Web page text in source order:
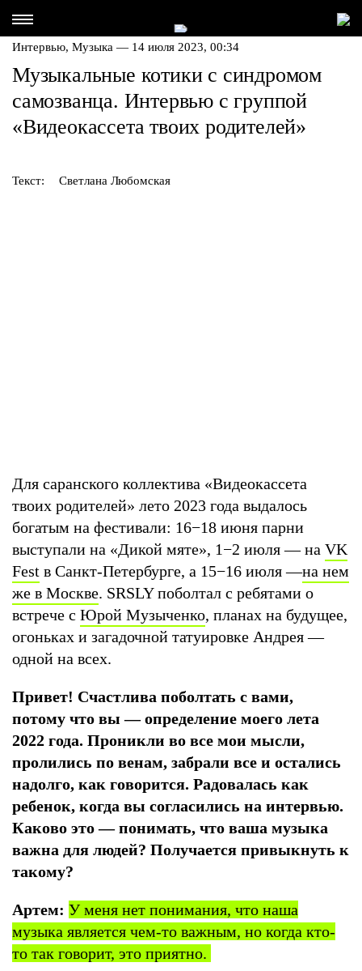
Интервью, Музыка — 14 июля 2023, 00:34
Музыкальные котики с синдромом
самозванца. Интервью с группой
«Видеокассета твоих родителей»
Текст: Светлана Любомская
Для саранского коллектива «Видеокассета
твоих родителей» лето 2023 года выдалось
богатым на фестивали: 16−18 июня парни
выступали на «Дикой мяте», 1−2 июля — на VK
Fest в Санкт-Петербурге, а 15−16 июля —на нем
же в Москве. SRSLY поболтал с ребятами о
встрече с Юрой Музыченко, планах на будущее,
огоньках и загадочной татуировке Андрея —
одной на всех.
Привет! Счастлива поболтать с вами,
потому что вы — определение моего лета
2022 года. Проникли во все мои мысли,
пролились по венам, забрали все и остались
надолго, как говорится. Радовалась как
ребенок, когда вы согласились на интервью.
Каково это — понимать, что ваша музыка
важна для людей? Получается привыкнуть к
такому?
Артем: У меня нет понимания, что наша
музыка является чем-то важным, но когда кто-
то так говорит, это приятно.